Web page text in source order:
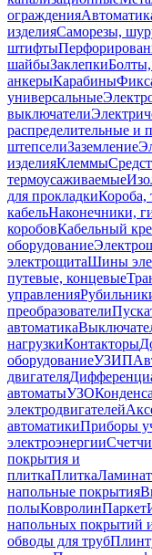
ограждения
изделияСаморезы,
штифты
шайбыЗаклепки
анкерыКарабины
универсальные
выключатели
распределительные и
штепселиЗаземление
изделияКлеммы
термоусаживаемые
для прокладкиКороба,
кабельНаконечники,
коробовКабельный
оборудование
электрощитаШины
путевые, концевые
управления
преобразователи
автоматика
нагрузкиКонтакторы
оборудованиеУЗИП
двигателя
автоматыУЗО
электродвигателей
автоматикиПриборы
электроэнергии
покрытия и
плиткаПлиткаЛаминат
напольные покрытия
полыКовролинПаркет
напольных покрытий
обводы для труб